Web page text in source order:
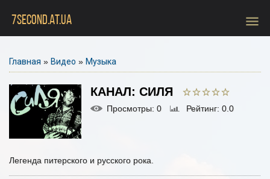
7SECOND.AT.UA menu
Главная » Видео » Музыка
КАНАЛ: СИЛЯ
Просмотры: 0 Рейтинг: 0.0
Легенда питерского и русского рока.